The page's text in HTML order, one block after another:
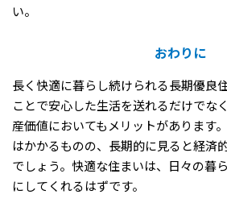
い。
おわりに
長く快適に暮らし続けられる長期優良
ことで安心した生活を送れるだけでな
産価値においてもメリットがあります
はかかるものの、長期的に見ると経済
でしょう。快適な住まいは、日々の暮
にしてくれるはずです。